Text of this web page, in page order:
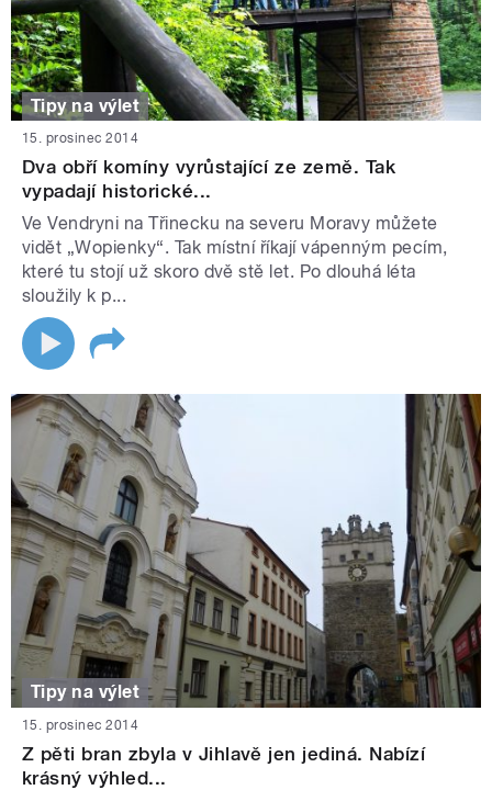
Tipy na výlet
15. prosinec 2014
Dva obří komíny vyrůstající ze země. Tak
vypadají historické...
Ve Vendryni na Třinecku na severu Moravy můžete
vidět „Wopienky“. Tak místní říkají vápenným pecím,
které tu stojí už skoro dvě stě let. Po dlouhá léta
sloužily k p...
Tipy na výlet
15. prosinec 2014
Z pěti bran zbyla v Jihlavě jen jediná. Nabízí
krásný výhled...